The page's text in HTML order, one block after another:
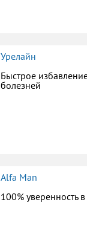
Урелайн
Быстрое
болезней
Alfa Man
100% уверенность